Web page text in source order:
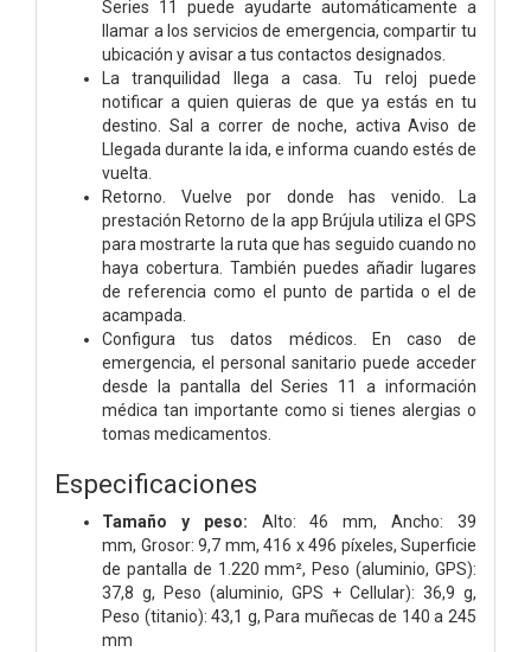
Series 11 puede ayudarte automáticamente a
llamar a los servicios de emergencia, compartir tu
ubicación y avisar a tus contactos designados.
La tranquilidad llega a casa. Tu reloj puede
notificar a quien quieras de que ya estás en tu
destino. Sal a correr de noche, activa Aviso de
Llegada durante la ida, e informa cuando estés de
vuelta.
Retorno. Vuelve por donde has venido. La
prestación Retorno de la app Brújula utiliza el GPS
para mostrarte la ruta que has seguido cuando no
haya cobertura. También puedes añadir lugares
de referencia como el punto de partida o el de
acampada.
Configura tus datos médicos. En caso de
emergencia, el personal sanitario puede acceder
desde la pantalla del Series 11 a información
médica tan importante como si tienes alergias o
tomas medicamentos.
Especificaciones
Tamaño y peso: Alto: 46 mm, Ancho: 39
mm, Grosor: 9,7 mm, 416 x 496 píxeles, Superficie
de pantalla de 1.220 mm², Peso (aluminio, GPS):
37,8 g, Peso (aluminio, GPS + Cellular): 36,9 g,
Peso (titanio): 43,1 g, Para muñecas de 140 a 245
mm